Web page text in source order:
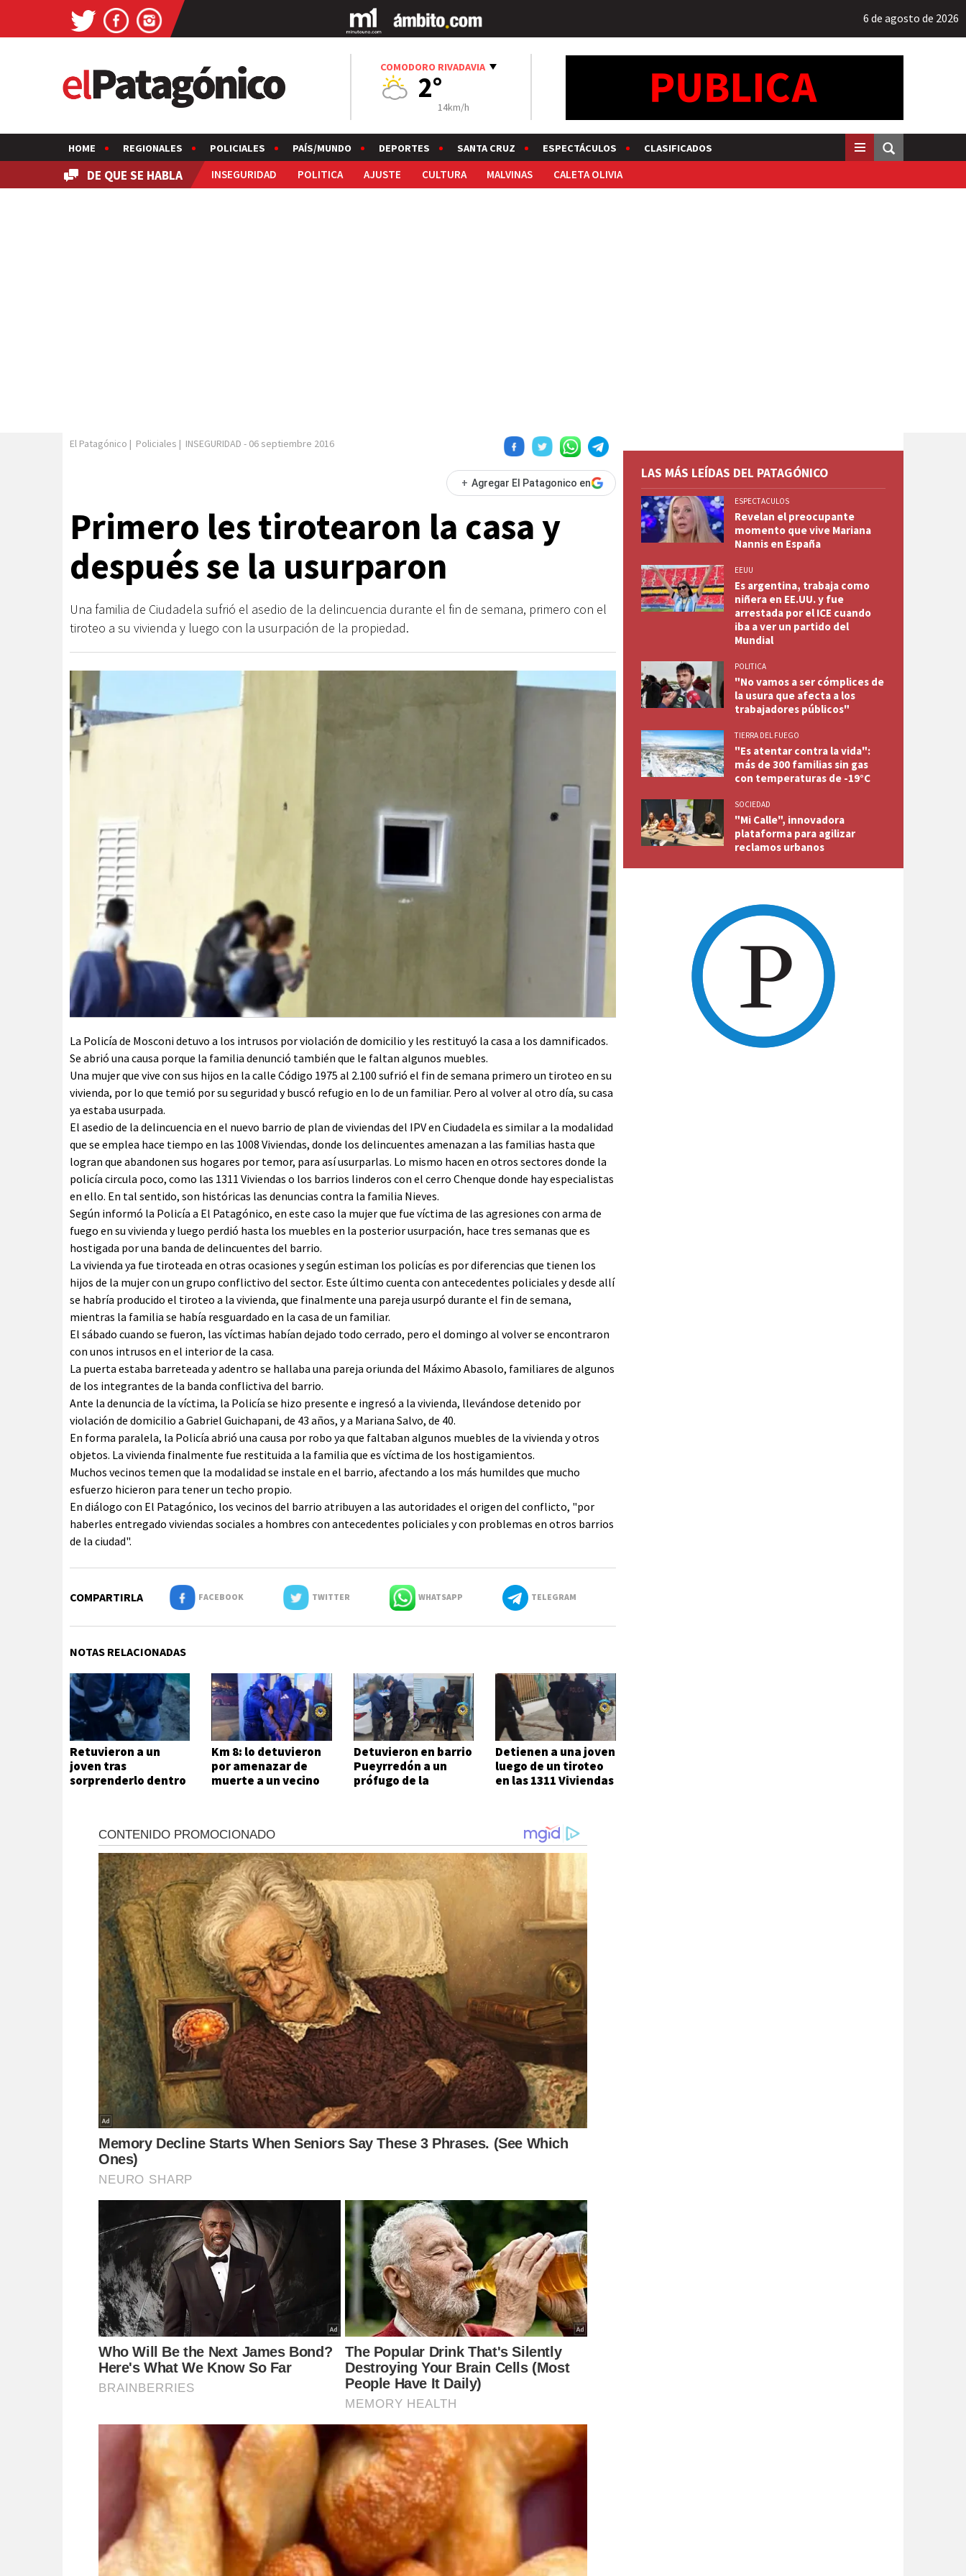
6 de agosto de 2026
COMODORO RIVADAVIA
2°
14km/h
HOME REGIONALES POLICIALES PAÍS/MUNDO DEPORTES SANTA CRUZ ESPECTÁCULOS CLASIFICADOS
DE QUE SE HABLA INSEGURIDAD POLITICA AJUSTE CULTURA MALVINAS CALETA OLIVIA
El Patagónico | Policiales | INSEGURIDAD - 06 septiembre 2016
+ Agregar El Patagonico en
Primero les tirotearon la casa y
después se la usurparon
Una familia de Ciudadela sufrió el asedio de la delincuencia durante el fin de semana, primero con el
tiroteo a su vivienda y luego con la usurpación de la propiedad.
La Policía de Mosconi detuvo a los intrusos por violación de domicilio y les restituyó la casa a los damnificados.
Se abrió una causa porque la familia denunció también que le faltan algunos muebles.
Una mujer que vive con sus hijos en la calle Código 1975 al 2.100 sufrió el fin de semana primero un tiroteo en su
vivienda, por lo que temió por su seguridad y buscó refugio en lo de un familiar. Pero al volver al otro día, su casa
ya estaba usurpada.
El asedio de la delincuencia en el nuevo barrio de plan de viviendas del IPV en Ciudadela es similar a la modalidad
que se emplea hace tiempo en las 1008 Viviendas, donde los delincuentes amenazan a las familias hasta que
logran que abandonen sus hogares por temor, para así usurparlas. Lo mismo hacen en otros sectores donde la
policía circula poco, como las 1311 Viviendas o los barrios linderos con el cerro Chenque donde hay especialistas
en ello. En tal sentido, son históricas las denuncias contra la familia Nieves.
Según informó la Policía a El Patagónico, en este caso la mujer que fue víctima de las agresiones con arma de
fuego en su vivienda y luego perdió hasta los muebles en la posterior usurpación, hace tres semanas que es
hostigada por una banda de delincuentes del barrio.
La vivienda ya fue tiroteada en otras ocasiones y según estiman los policías es por diferencias que tienen los
hijos de la mujer con un grupo conflictivo del sector. Este último cuenta con antecedentes policiales y desde allí
se habría producido el tiroteo a la vivienda, que finalmente una pareja usurpó durante el fin de semana,
mientras la familia se había resguardado en la casa de un familiar.
El sábado cuando se fueron, las víctimas habían dejado todo cerrado, pero el domingo al volver se encontraron
con unos intrusos en el interior de la casa.
La puerta estaba barreteada y adentro se hallaba una pareja oriunda del Máximo Abasolo, familiares de algunos
de los integrantes de la banda conflictiva del barrio.
Ante la denuncia de la víctima, la Policía se hizo presente e ingresó a la vivienda, llevándose detenido por
violación de domicilio a Gabriel Guichapani, de 43 años, y a Mariana Salvo, de 40.
En forma paralela, la Policía abrió una causa por robo ya que faltaban algunos muebles de la vivienda y otros
objetos. La vivienda finalmente fue restituida a la familia que es víctima de los hostigamientos.
Muchos vecinos temen que la modalidad se instale en el barrio, afectando a los más humildes que mucho
esfuerzo hicieron para tener un techo propio.
En diálogo con El Patagónico, los vecinos del barrio atribuyen a las autoridades el origen del conflicto, "por
haberles entregado viviendas sociales a hombres con antecedentes policiales y con problemas en otros barrios
de la ciudad".
COMPARTIRLA FACEBOOK TWITTER WHATSAPP TELEGRAM
NOTAS RELACIONADAS
Retuvieron a un
joven tras
sorprenderlo dentro
Km 8: lo detuvieron
por amenazar de
muerte a un vecino
Detuvieron en barrio
Pueyrredón a un
prófugo de la
Detienen a una joven
luego de un tiroteo
en las 1311 Viviendas
LAS MÁS LEÍDAS DEL PATAGÓNICO
ESPECTACULOS
Revelan el preocupante
momento que vive Mariana
Nannis en España
EEUU
Es argentina, trabaja como
niñera en EE.UU. y fue
arrestada por el ICE cuando
iba a ver un partido del
Mundial
POLITICA
"No vamos a ser cómplices de
la usura que afecta a los
trabajadores públicos"
TIERRA DEL FUEGO
"Es atentar contra la vida":
más de 300 familias sin gas
con temperaturas de -19°C
SOCIEDAD
"Mi Calle", innovadora
plataforma para agilizar
reclamos urbanos